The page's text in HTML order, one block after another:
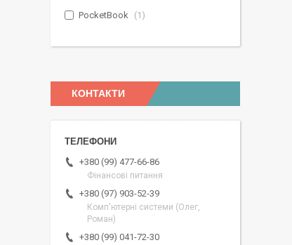
PocketBook 1
КОНТАКТИ
+380 (99) 477-66-86
Фінансові питання
+380 (97) 903-52-39
Комп'ютерні системи (Олег,
Роман)
+380 (99) 041-72-30